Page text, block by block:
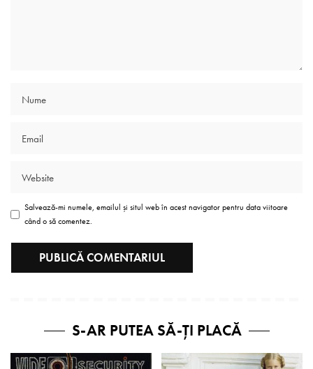
Salvează-mi numele, emailul și situl web în acest navigator pentru data viitoare
când o să comentez.
S-AR PUTEA SĂ-ȚI PLACĂ